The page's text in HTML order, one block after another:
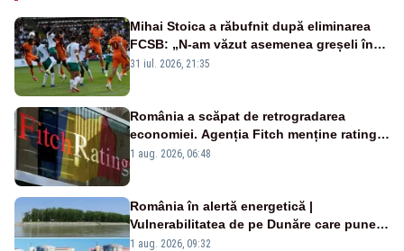
Mihai Stoica a răbufnit după eliminarea
FCSB: „N-am văzut asemenea greșeli în
190 de meciuri europene”
31 iul. 2026, 21:35
România a scăpat de retrogradarea
economiei. Agenția Fitch menține ratingul
„BBB-” cu perspectivă negativă
1 aug. 2026, 06:48
România în alertă energetică |
Vulnerabilitatea de pe Dunăre care pune
în pericol Centrala Cernavodă era
1 aug. 2026, 09:32